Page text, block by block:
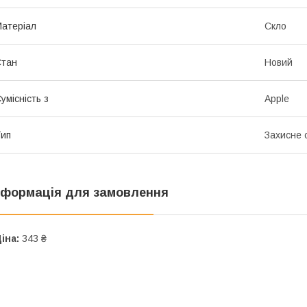
Скло
Новий
з Apple
Захисне
для замовлення
343 ₴